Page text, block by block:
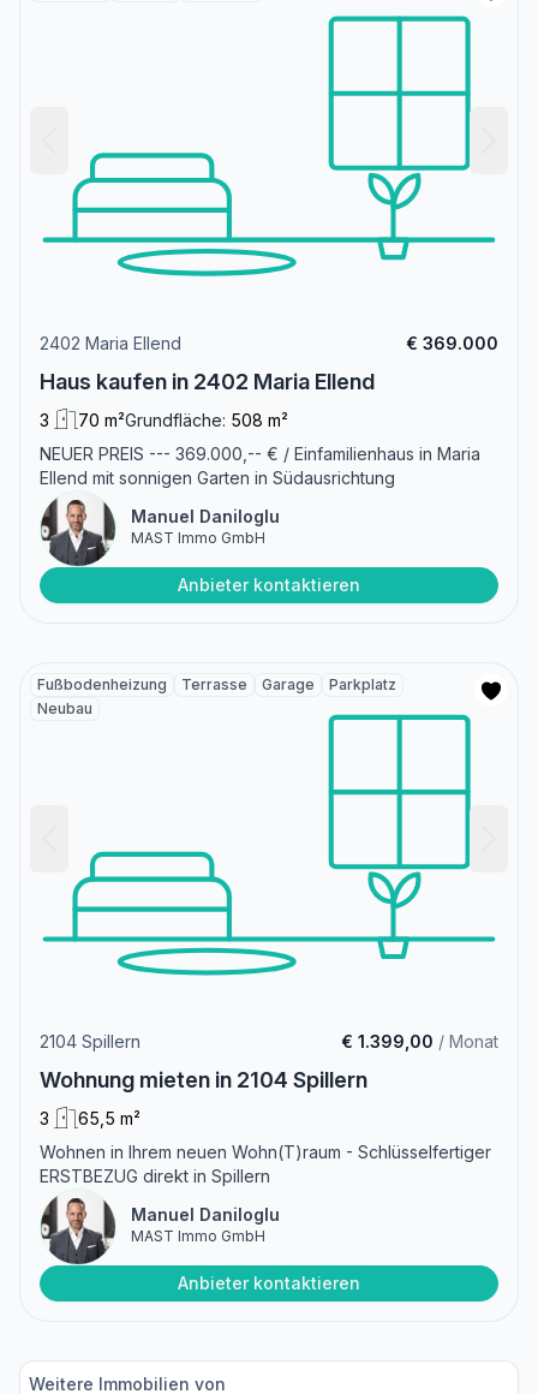
2402 Maria Ellend € 369.000
Haus kaufen in 2402 Maria Ellend
3 70 m²Grundfläche: 508 m²
NEUER PREIS --- 369.000,-- € / Einfamilienhaus in Maria
Ellend mit sonnigen Garten in Südausrichtung
Manuel Daniloglu
MAST Immo GmbH
Anbieter kontaktieren
Fußbodenheizung Terrasse Garage
Parkplatz
Neubau
2104 Spillern € 1.399,00 / Monat
Wohnung mieten in 2104 Spillern
3
65,5 m²
Wohnen in Ihrem neuen Wohn(T)raum - Schlüsselfertiger
ERSTBEZUG direkt in Spillern
Manuel Daniloglu
MAST Immo GmbH
Anbieter kontaktieren
Weitere Immobilien von